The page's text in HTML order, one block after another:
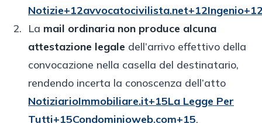
La mail ordinaria non produce alcuna
attestazione legale dell’arrivo effettivo della
convocazione nella casella del destinatario,
rendendo incerta la conoscenza dell’atto
NotiziarioImmobiliare.it+15La Legge Per
Tutti+15Condominioweb.com+15.